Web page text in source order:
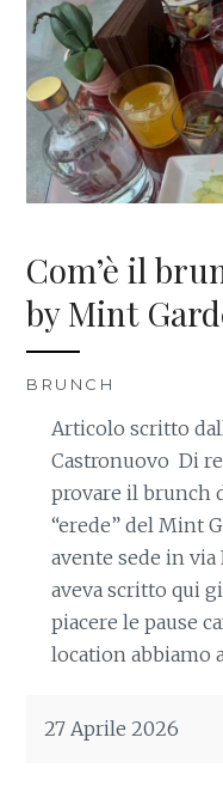
Com’è il
by Mint
BRUNCH
Articolo scritto
Castronuovo Di
provare il brunch
“erede” del Mint
avente sede in via
aveva scritto qui
piacere le pause
location abbiamo
27 Aprile 2026